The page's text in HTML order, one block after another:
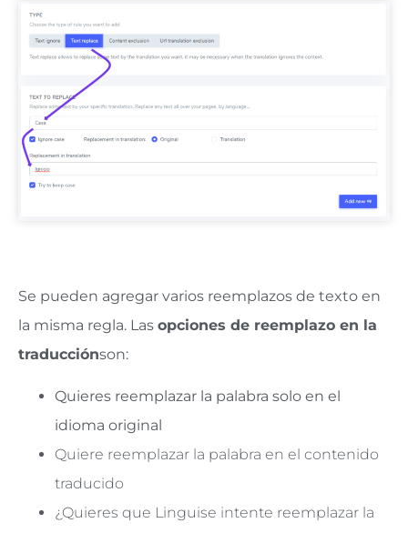
Se pueden agregar varios reemplazos de texto en
la misma regla. Las opciones de reemplazo en la
traducciónson:
Quieres reemplazar la palabra solo en el
idioma original
Quiere reemplazar la palabra en el contenido
traducido
¿Quieres que Linguise intente reemplazar la